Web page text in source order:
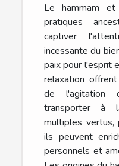
Le hammam
pratiques
captiver
incessante du
paix pour l'esprit
relaxation
de l'agitation
transporter à
multiples vertus,
ils peuvent
personnels et